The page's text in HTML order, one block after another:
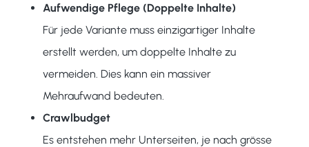
Aufwendige Pflege (Doppelte Inhalte)
Für jede Variante muss einzigartiger Inhalte
erstellt werden, um doppelte Inhalte zu
vermeiden. Dies kann ein massiver
Mehraufwand bedeuten.
Crawlbudget
Es entstehen mehr Unterseiten, je nach grösse